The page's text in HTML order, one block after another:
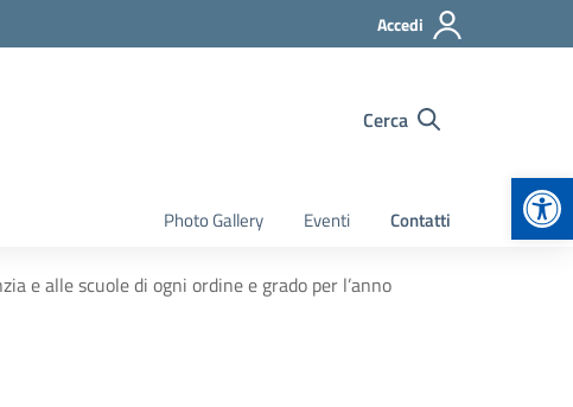
Accedi
Cerca
Photo Gallery Eventi Contatti
e alle scuole di ogni ordine e grado per l’anno